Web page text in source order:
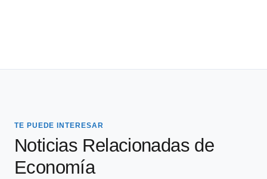
TE PUEDE INTERESAR
Noticias Relacionadas de
Economía